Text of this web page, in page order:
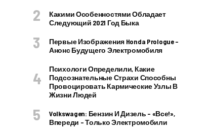
Какими Особенностями Обладает
Следующий 2021 Год Быка
Первые Изображения Honda Prologue –
Анонс Будущего Электромобиля
Психологи Определили, Какие
Подсознательные Страхи Способны
Провоцировать Кармические Узлы В
Жизни Людей
Volkswagen: Бензин И Дизель – «все!»,
Впереди – Только Электромобили